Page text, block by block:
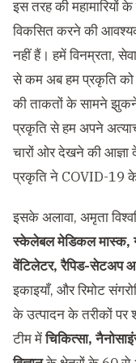
इस तरह की महामारियों
विकसित करने की
नहीं हैं। हमें विनम्रता,
से कम अब हम प्रकृति
की ताकतों के सामने
प्रकृति से हम अपने
चारों ओर देखने की आज्ञा
प्रकृति ने COVID-19
इसके अलावा, अमृता
स्केलेबल मेडिकल मास्क,
वेंटिलेटर, रैपिड-सेटअप
इकाइयाँ, और रिमोट
के उत्पादन के तरीकों पर
टीम मेंचिकित्सा,